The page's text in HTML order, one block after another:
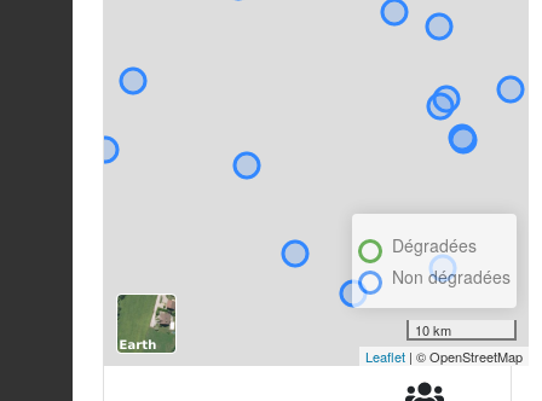
Dégradées
Non dégradées
10 km
Leaflet | © OpenStreetMap